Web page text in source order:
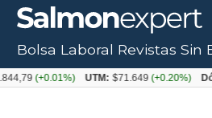
Tag:
Bolsa Laboral Revistas Sin
(+0.01%) UTM: $71.649(+0.20%)